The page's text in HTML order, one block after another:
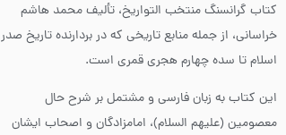
کتاب گرانسنگ منتخب التواريخ، تألیف محمد هاشم
خراسانی، از جمله منابع تاریخی که در بردارنده تاریخ صدر
اسلام تا سده چهارم هجری قمری است.
این کتاب به زبان فارسی و مشتمل بر شرح حال
معصومین (علیهم السلام)، امامزادگان و اصحاب ایشان